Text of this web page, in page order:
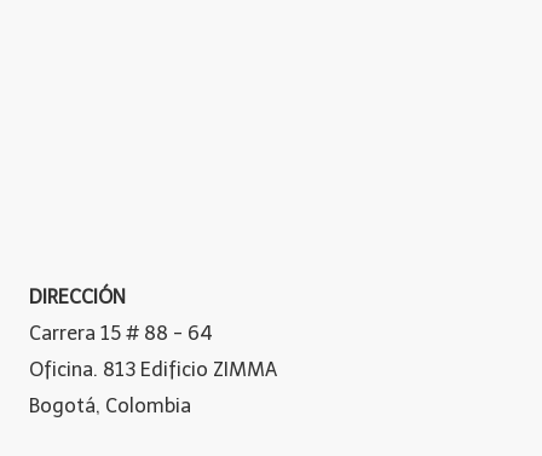
DIRECCIÓN
Carrera 15 # 88 - 64
Oficina. 813 Edificio ZIMMA
Bogotá, Colombia